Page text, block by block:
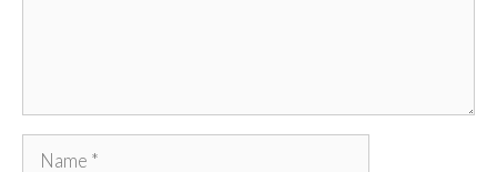
Name